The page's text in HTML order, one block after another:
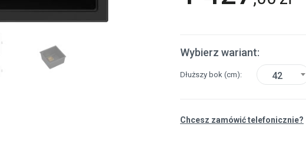
Wybierz wariant:
Dłuższy bok (cm) 42
Chcesz zamówić telefonicznie?